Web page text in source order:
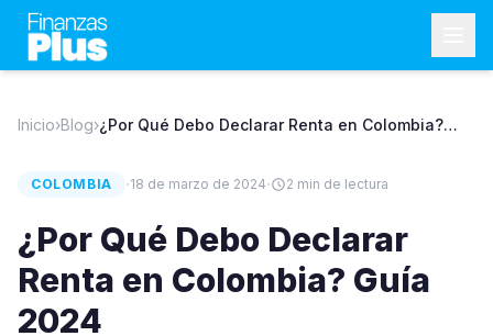
Inicio›Blog›¿Por Qué Debo Declarar Renta en Colombia?
COLOMBIA ·18 de marzo de 2024· 2 min de lectura
¿Por Qué Debo Declarar
Renta en Colombia? Guía
2024